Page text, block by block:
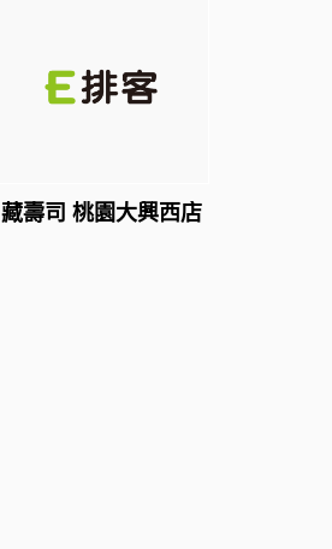
藏壽司 桃園大興西店